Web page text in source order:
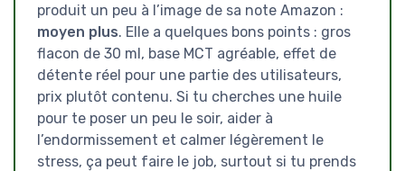
produit un peu à l’image de sa note Amazon :
moyen plus. Elle a quelques bons points : gros
flacon de 30 ml, base MCT agréable, effet de
détente réel pour une partie des utilisateurs,
prix plutôt contenu. Si tu cherches une huile
pour te poser un peu le soir, aider à
l’endormissement et calmer légèrement le
stress, ça peut faire le job, surtout si tu prends